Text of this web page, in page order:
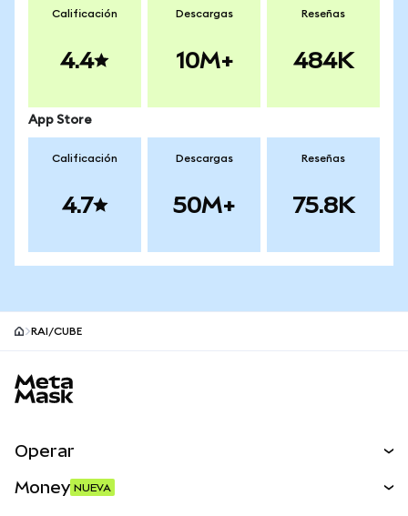
Calificación
4.4
Descargas
10M+
Reseñas
484K
App Store
Calificación
4.7
Descargas
50M+
Reseñas
75.8K
RAI/CUBE
Operar
Money NUEVA